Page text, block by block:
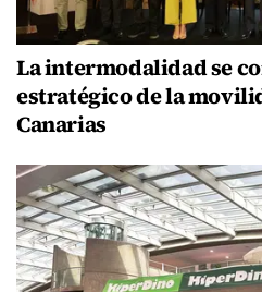
La intermodalidad se
estratégico de la
Canarias